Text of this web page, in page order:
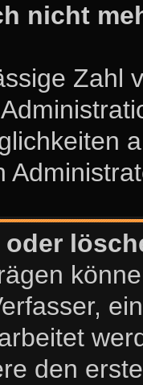
nicht
Zahl
oder
den